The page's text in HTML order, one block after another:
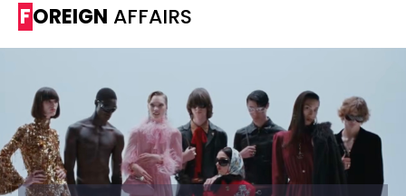
FOREIGN AFFAIRS